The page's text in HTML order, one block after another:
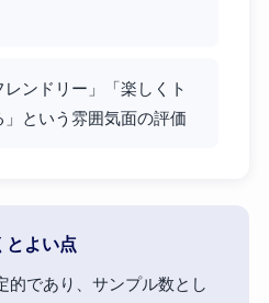
レンドリー」「楽しくト
」という雰囲気面の評価
よい点
的であり、サンプル数とし